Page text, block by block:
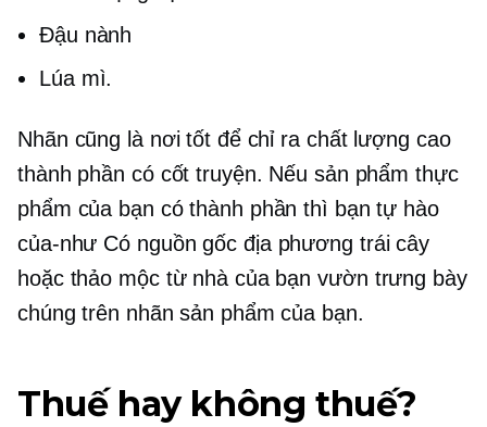
Đậu nành
Lúa mì.
Nhãn cũng là nơi tốt để chỉ ra chất lượng cao
thành phần có cốt truyện. Nếu sản phẩm thực
phẩm của bạn có thành phần thì bạn tự hào
của-như Có nguồn gốc địa phương trái cây
hoặc thảo mộc từ nhà của bạnvườn trưng bày
chúng trên nhãn sản phẩm của bạn.
Thuế hay không thuế?